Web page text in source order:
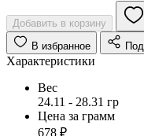
Добавить в корзину
В избранное
Характеристики
Вес
24.11 - 28.31 гр
Цена за грамм
678 ₽